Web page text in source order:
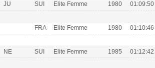
JU SUI Elite Femme 1980 01:09:50
FRA Elite Femme 1980 01:10:46
NE SUI Elite Femme 1985 01:12:42